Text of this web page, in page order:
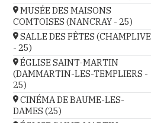
Le 19.08.26
En savoir +
musée des Maisons Comtoises,
Le 20.08.26
En savoir +
MUSÉE DES MAISONS
COMTOISES (NANCRAY - 25)
musée des Maisons Comtoises,
Le 20.08.26
En savoir +
SALLE DES FÊTES (CHAMPLIVE
- 25)
salle des fêtes,
Le 21.08.26
En savoir +
ÉGLISE SAINT-MARTIN
(DAMMARTIN-LES-TEMPLIERS -
25)
église Saint-Martin,
Le 21.08.26
CINÉMA DE BAUME-LES-
DAMES (25)